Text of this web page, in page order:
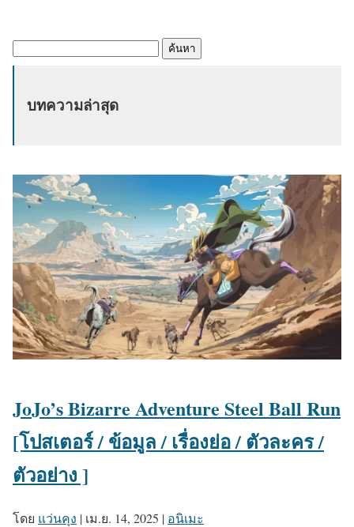
ค้
น
บทความล่าสุด
JoJo’s Bizarre Adventure Steel Ball Run
[โปสเตอร์ / ข้อมูล / เรื่องย่อ / ตัวละคร /
ตัวอย่าง ]
โดย แว่นคุง | เม.ย. 14, 2025 | อนิเมะ